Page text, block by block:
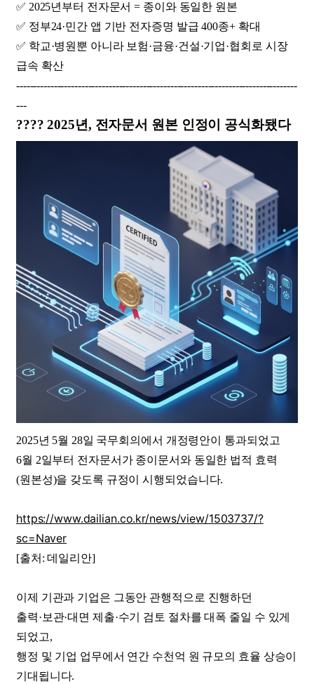
✅ 2025년부터 전자문서 = 종이와 동일한 원본
✅ 정부24·민간 앱 기반 전자증명 발급 400종+ 확대
✅ 학교·병원뿐 아니라 보험·금융·건설·기업·협회로 시장
급속 확산
----------------------------------------------------------------------------------
---
???? 2025년, 전자문서 원본 인정이 공식화됐다
2025년 5월 28일 국무회의에서 개정령안이 통과되었고
6월 2일부터 전자문서가 종이문서와 동일한 법적 효력
(원본성)을 갖도록 규정이 시행되었습니다.
https://www.dailian.co.kr/news/view/1503737/?
sc=Naver
[출처: 데일리안]
이제 기관과 기업은 그동안 관행적으로 진행하던
출력·보관·대면 제출·수기 검토 절차를 대폭 줄일 수 있게
되었고,
행정 및 기업 업무에서 연간 수천억 원 규모의 효율 상승이
기대됩니다.